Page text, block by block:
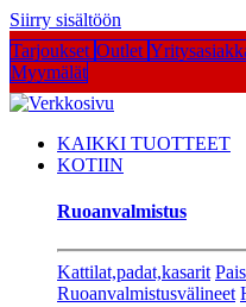
Siirry sisältöön
Tarjoukset Outlet
Myymälät
KAIKKI TUOTTEET
KOTIIN
Ruoanvalmistus
Kattilat,padat,kasarit
Ruoanvalmistusvälineet